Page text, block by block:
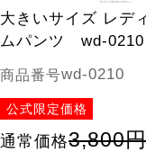
大きいサイズ レデ
ムパンツ wd-0210
商品番号wd-0210
公式限定価格
通常価格3,800円